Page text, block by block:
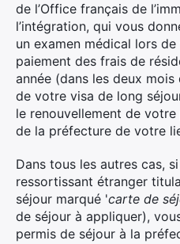
de l’Office français de
l’intégration, qui vous
un examen médical lors
paiement des frais de
année (dans les deux
de votre visa de long
le renouvellement de
de la préfecture de votre
Dans tous les autres cas,
ressortissant étranger
séjour marqué 'carte de
de séjour à appliquer),
permis de séjour à la